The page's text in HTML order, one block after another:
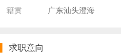
籍贯
广东汕头澄海
求职意向